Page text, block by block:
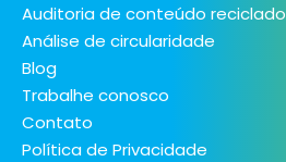
Auditoria de conteúdo reciclado
Análise de circularidade
Blog
Trabalhe conosco
Contato
Política de Privacidade